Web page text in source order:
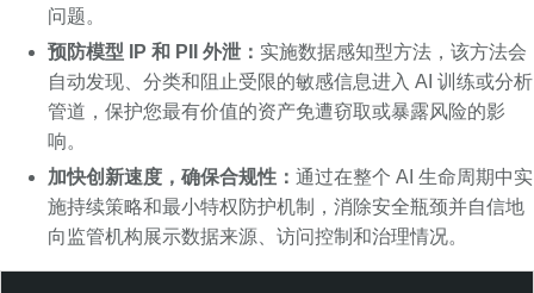
问题。
预防模型 IP 和 PII 外泄： 实施数据感知型方法，该方法会
自动发现、分类和阻止受限的敏感信息进入 AI 训练或分析
管道，保护您最有价值的资产免遭窃取或暴露风险的影
响。
加快创新速度，确保合规性： 通过在整个 AI 生命周期中实
施持续策略和最小特权防护机制，消除安全瓶颈并自信地
向监管机构展示数据来源、访问控制和治理情况。